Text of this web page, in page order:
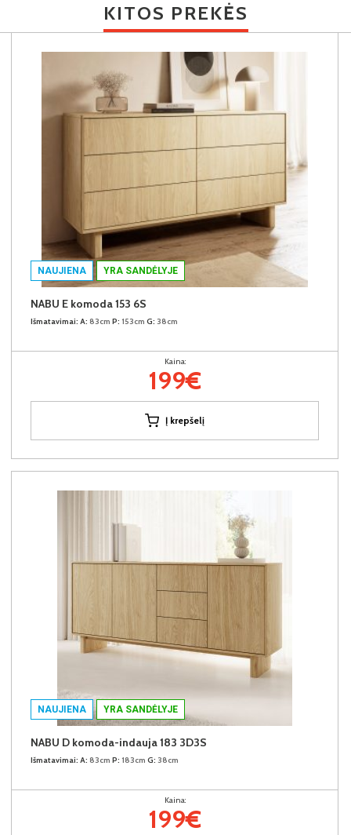
KITOS PREKĖS
NAUJIENA YRA SANDĖLYJE
NABU E komoda 153 6S
Išmatavimai: A: 83cm P: 153cm G: 38cm
Kaina:
199€
Į krepšelį
NAUJIENA YRA SANDĖLYJE
NABU D komoda-indauja 183 3D3S
Išmatavimai: A: 83cm P: 183cm G: 38cm
Kaina:
199€